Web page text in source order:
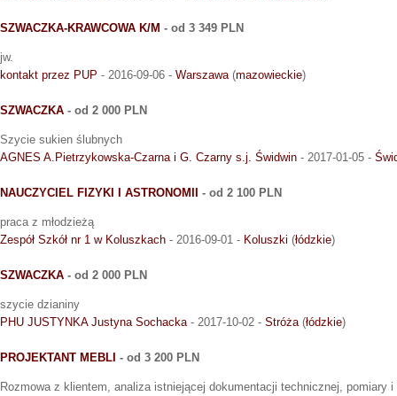
SZWACZKA-KRAWCOWA K/M - od 3 349 PLN
jw.
kontakt przez PUP - 2016-09-06 - Warszawa (mazowieckie)
SZWACZKA - od 2 000 PLN
Szycie sukien ślubnych
AGNES A.Pietrzykowska-Czarna i G. Czarny s.j. Świdwin - 2017-01-05 -
NAUCZYCIEL FIZYKI I ASTRONOMII - od 2 100 PLN
praca z młodzieżą
Zespół Szkół nr 1 w Koluszkach - 2016-09-01 - Koluszki (łódzkie)
SZWACZKA - od 2 000 PLN
szycie dzianiny
PHU JUSTYNKA Justyna Sochacka - 2017-10-02 - Stróża (łódzkie)
PROJEKTANT MEBLI - od 3 200 PLN
Rozmowa z klientem, analiza istniejącej dokumentacji technicznej, pomiary